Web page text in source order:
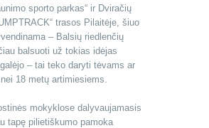
sporto parkas“ ir Dviračių
trasos Pilaitėje, šiuo
– Balsių riedlenčių
balsuoti už tokias idėjas
– tai teko daryti tėvams ar
18 metų artimiesiems.
mokyklose dalyvaujamasis
tapę pilietiškumo pamoka